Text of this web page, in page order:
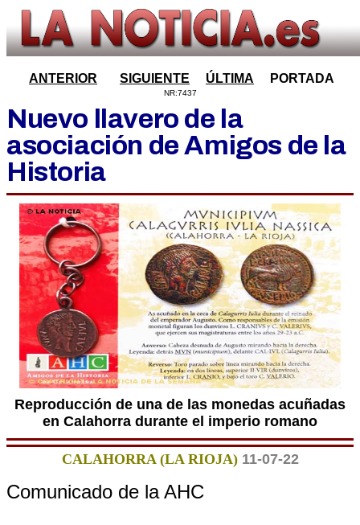
ANTERIOR SIGUIENTE ÚLTIMA PORTADA
NR:7437
Nuevo llavero de la
asociación de Amigos de la
Historia
Reproducción de una de las monedas acuñadas
en Calahorra durante el imperio romano
CALAHORRA (LA RIOJA) 11-07-22
Comunicado de la AHC